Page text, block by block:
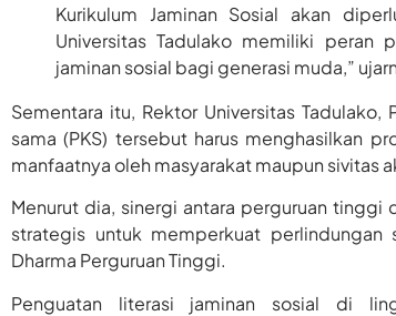
Kurikulum Jaminan Sosial akan
Universitas Tadulako memiliki
jaminan sosial bagi generasi muda,”
Sementara itu, Rektor Universitas
sama (PKS) tersebut harus menghasilkan
manfaatnya oleh masyarakat maupun sivitas
Menurut dia, sinergi antara perguruan
strategis untuk memperkuat perlindungan
Dharma Perguruan Tinggi.
Penguatan literasi jaminan sosial di